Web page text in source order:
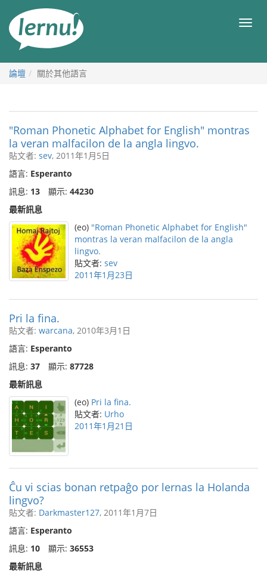
目
論壇 關於其他語言
"Roman Phonetic Alphabet for English" montras
la veran malfacilon de la angla lingvo.
貼文者: sev, 2011年1月5日
語言: Esperanto
訊息: 13 顯示: 44230
最新訊息
(eo) "Roman Phonetic Alphabet for English"
montras la veran malfacilon de la angla
lingvo.
貼文者: sev
2011年1月23日
Pri la fina.
貼文者: warcana, 2010年3月1日
語言: Esperanto
訊息: 37 顯示: 87728
最新訊息
(eo) Pri la fina.
貼文者: Urho
2011年1月21日
Ĉu vi scias bonan retpaĝo por lernas la Holanda
lingvo?
貼文者: Darkmaster127, 2011年1月7日
語言: Esperanto
訊息: 10 顯示: 36553
最新訊息